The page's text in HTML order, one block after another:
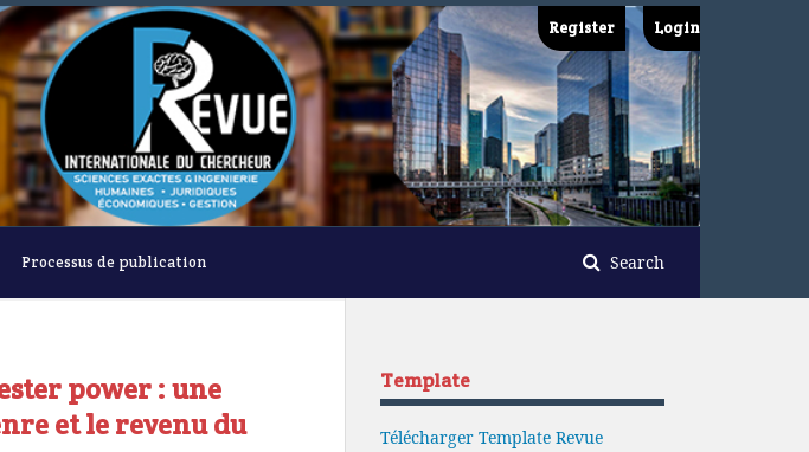
Processus de publication Search
Register Login
power : une
et le revenu du
Template
Télécharger Template Revue